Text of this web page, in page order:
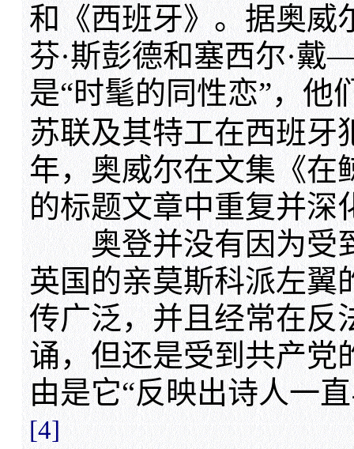
和《西班牙》。据奥威
芬·斯彭德和塞西尔·戴
是“时髦的同性恋”，他
苏联及其特工在西班牙
年，奥威尔在文集《在
的标题文章中重复并深
奥登并没有因为受
英国的亲莫斯科派左翼
传广泛，并且经常在反
诵，但还是受到共产党
由是它“反映出诗人一
[4]